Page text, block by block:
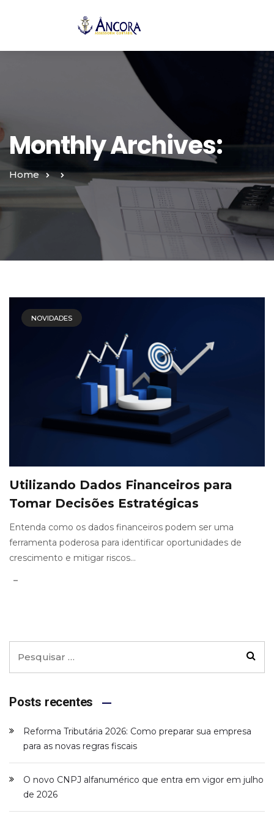
Monthly Archives:
Home
NOVIDADES
Utilizando Dados Financeiros para
Tomar Decisões Estratégicas
Entenda como os dados financeiros podem ser uma
ferramenta poderosa para identificar oportunidades de
crescimento e mitigar riscos...
Posts recentes
Reforma Tributária 2026: Como preparar sua empresa
para as novas regras fiscais
O novo CNPJ alfanumérico que entra em vigor em julho
de 2026